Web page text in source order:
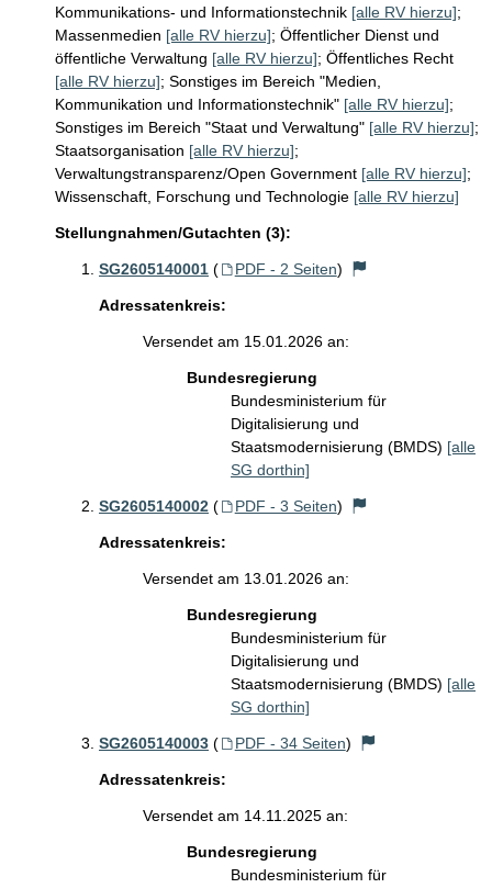
Kommunikations- und Informationstechnik [alle RV hierzu];
Massenmedien [alle RV hierzu]; Öffentlicher Dienst und
öffentliche Verwaltung [alle RV hierzu]; Öffentliches Recht
[alle RV hierzu]; Sonstiges im Bereich "Medien,
Kommunikation und Informationstechnik" [alle RV hierzu];
Sonstiges im Bereich "Staat und Verwaltung" [alle RV hierzu];
Staatsorganisation [alle RV hierzu];
Verwaltungstransparenz/Open Government [alle RV hierzu];
Wissenschaft, Forschung und Technologie [alle RV hierzu]
Stellungnahmen/Gutachten (3):
SG2605140001 ( PDF - 2 Seiten)
Adressatenkreis:
Versendet am 15.01.2026 an:
Bundesregierung
Bundesministerium für
Digitalisierung und
Staatsmodernisierung (BMDS) [alle
SG dorthin]
SG2605140002 ( PDF - 3 Seiten)
Adressatenkreis:
Versendet am 13.01.2026 an:
Bundesregierung
Bundesministerium für
Digitalisierung und
Staatsmodernisierung (BMDS) [alle
SG dorthin]
SG2605140003 ( PDF - 34 Seiten)
Adressatenkreis:
Versendet am 14.11.2025 an:
Bundesregierung
Bundesministerium für